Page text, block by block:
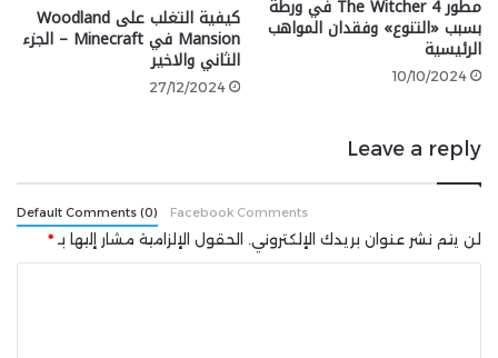
عند وصولك إلى The Rose Room، توجه ببساطة إلى القبو
وراقب العرض لبدء المهمة. بعد إكمالها، سيتم فتح مهمة
All the World’s a Stage مباشرة.
Stage
مطور The Witcher 4 في ورطة
بسبب «التنوع» وفقدان المواهب
الرئيسية
10/10/2024
كيفية التغلب على Woodland
Mansion في Minecraft – الجزء
الثاني والاخير
27/12/2024
Leave a reply
Default Comments (0) Facebook Comments
لن يتم نشر عنوان بريدك الإلكتروني. الحقول الإلزامية مشار إليها بـ *